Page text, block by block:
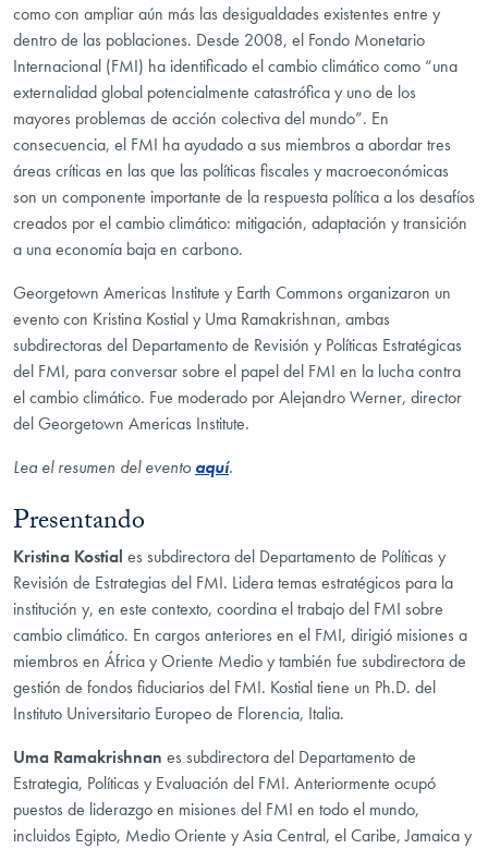
como con ampliar aún más las desigualdades existentes entre y
dentro de las poblaciones. Desde 2008, el Fondo Monetario
Internacional (FMI) ha identificado el cambio climático como “una
externalidad global potencialmente catastrófica y uno de los
mayores problemas de acción colectiva del mundo”. En
consecuencia, el FMI ha ayudado a sus miembros a abordar tres
áreas críticas en las que las políticas fiscales y macroeconómicas
son un componente importante de la respuesta política a los desafíos
creados por el cambio climático: mitigación, adaptación y transición
a una economía baja en carbono.
Georgetown Americas Institute y Earth Commons organizaron un
evento con Kristina Kostial y Uma Ramakrishnan, ambas
subdirectoras del Departamento de Revisión y Políticas Estratégicas
del FMI, para conversar sobre el papel del FMI en la lucha contra
el cambio climático. Fue moderado por Alejandro Werner, director
del Georgetown Americas Institute.
Lea el resumen del evento aquí.
Presentando
Kristina Kostial es subdirectora del Departamento de Políticas y
Revisión de Estrategias del FMI. Lidera temas estratégicos para la
institución y, en este contexto, coordina el trabajo del FMI sobre
cambio climático. En cargos anteriores en el FMI, dirigió misiones a
miembros en África y Oriente Medio y también fue subdirectora de
gestión de fondos fiduciarios del FMI. Kostial tiene un Ph.D. del
Instituto Universitario Europeo de Florencia, Italia.
Uma Ramakrishnan es subdirectora del Departamento de
Estrategia, Políticas y Evaluación del FMI. Anteriormente ocupó
puestos de liderazgo en misiones del FMI en todo el mundo,
incluidos Egipto, Medio Oriente y Asia Central, el Caribe, Jamaica y